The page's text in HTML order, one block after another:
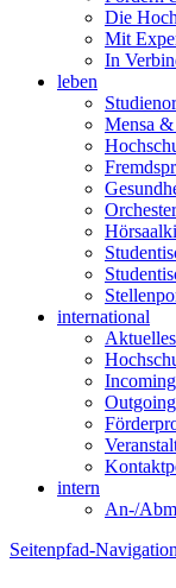
Die
Mit
In
leben
Mensa
Orchester
international
Aktuelles
intern
An-/
Seitenpfad-